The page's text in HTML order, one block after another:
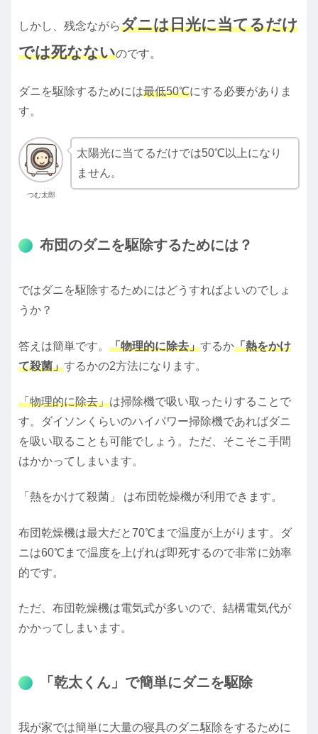
しかし、残念ながらダニは日光に当てるだけ
では死なないのです。
ダニを駆除するためには最低50℃にする必要がありま
す。
つむ太郎
太陽光に当てるだけでは50℃以上になり
ません。
布団のダニを駆除するためには？
ではダニを駆除するためにはどうすればよいのでしょ
うか？
答えは簡単です。 「物理的に除去」するか「熱をかけ
て殺菌」するかの2方法になります。
「物理的に除去」は掃除機で吸い取ったりすることで
す。ダイソンくらいのハイパワー掃除機であればダニ
を吸い取ることも可能でしょう。ただ、そこそこ手間
はかかってしまいます。
「熱をかけて殺菌」 は布団乾燥機が利用できます。
布団乾燥機は最大だと70℃まで温度が上がります。ダ
ニは60℃まで温度を上げれば即死するので非常に効率
的です。
ただ、布団乾燥機は電気式が多いので、結構電気代が
かかってしまいます。
「乾太くん」で簡単にダニを駆除
我が家では簡単に大量の寝具のダニ駆除をするために